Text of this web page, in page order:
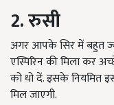
2. रुसी
अगर आपके सिर में बहुत
एस्पिरिन की मिला कर
को धो दें. इसके नियमित
मिल जाएगी.